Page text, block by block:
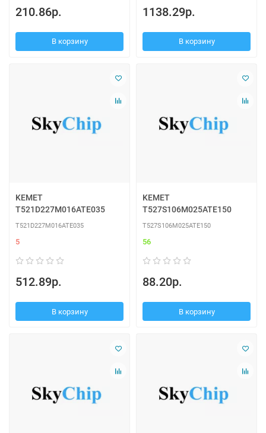
210.86р.
В корзину
1138.29р.
В корзину
KEMET
T521D227M016ATE035
T521D227M016ATE035
5
512.89р.
В корзину
KEMET
T527S106M025ATE150
T527S106M025ATE150
56
88.20р.
В корзину